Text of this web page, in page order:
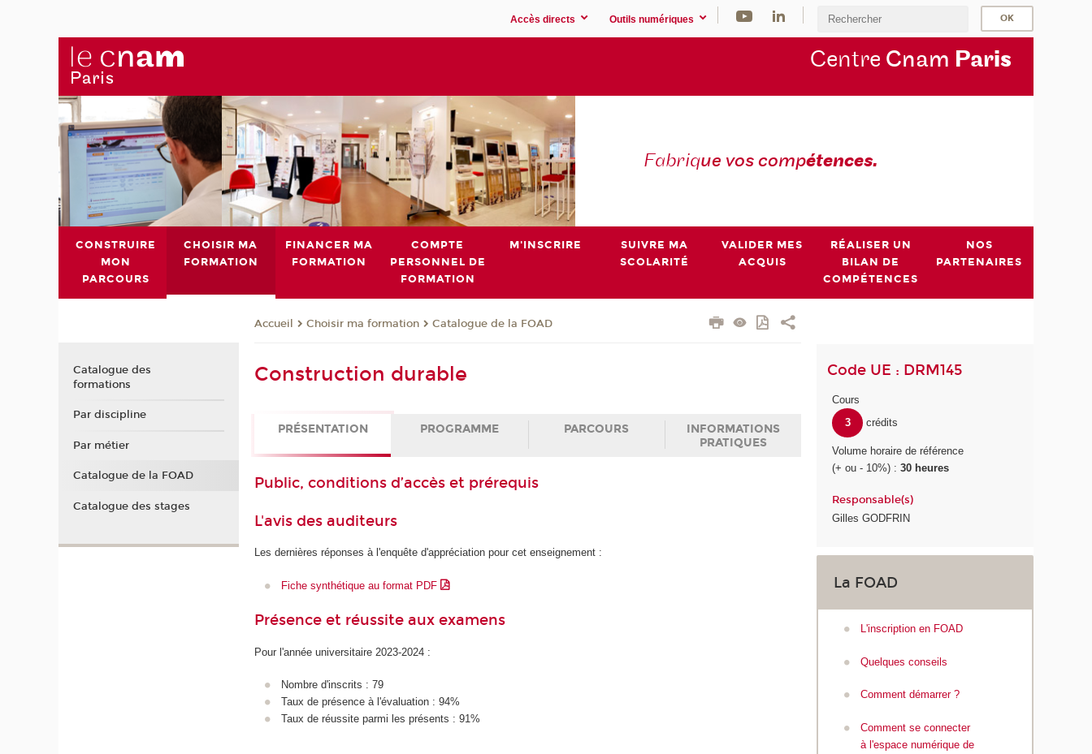
Accès directs Outils numériques
Centre Cnam Paris
Fabrique vos compétences.
CONSTRUIRE
MON
PARCOURS
CHOISIR MA
FORMATION
FINANCER MA
FORMATION
COMPTE
PERSONNEL DE
FORMATION
M'INSCRIRE
SUIVRE MA
SCOLARITÉ
VALIDER MES
ACQUIS
RÉALISER UN
BILAN DE
COMPÉTENCES
NOS
PARTENAIRES
Accueil Choisir ma formation Catalogue de la FOAD
Construction durable
PRÉSENTATION PROGRAMME PARCOURS
INFORMATIONS
PRATIQUES
Public, conditions d’accès et prérequis
L'avis des auditeurs
Les dernières réponses à l'enquête d'appréciation pour cet enseignement :
Fiche synthétique au format PDF
Présence et réussite aux examens
Pour l'année universitaire 2023-2024 :
Nombre d'inscrits : 79
Taux de présence à l'évaluation : 94%
Taux de réussite parmi les présents : 91%
Code UE : DRM145
Cours
3
crédits
Volume horaire de référence
(+ ou - 10%) :30 heures
Responsable(s)
Gilles GODFRIN
La FOAD
L'inscription en FOAD
Quelques conseils
Comment démarrer ?
Comment se connecter
à l'espace numérique de
Catalogue des
formations
Par discipline
Par métier
Catalogue de la FOAD
Catalogue des stages